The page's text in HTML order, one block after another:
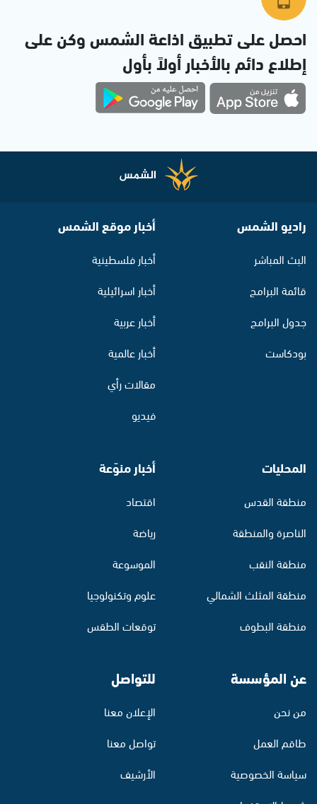
احصل على تطبيق اذاعة الشمس وكن على
إطلاع دائم بالأخبار أولاً بأول
راديو الشمس
البث المباشر
قائمة البرامج
جدول البرامج
بودكاست
أخبار موقع الشمس
أخبار فلسطينية
أخبار اسرائيلية
أخبار عربية
أخبار عالمية
مقالات رأي
فيديو
المحليات
منطقة القدس
الناصرة والمنطقة
منطقة النقب
منطقة المثلث الشمالي
منطقة البطوف
أخبار منوّعة
اقتصاد
رياضة
الموسوعة
علوم وتكنولوجيا
توقعات الطقس
عن المؤسسة
من نحن
طاقم العمل
سياسة الخصوصية
للتواصل
الإعلان معنا
تواصل معنا
الأرشيف